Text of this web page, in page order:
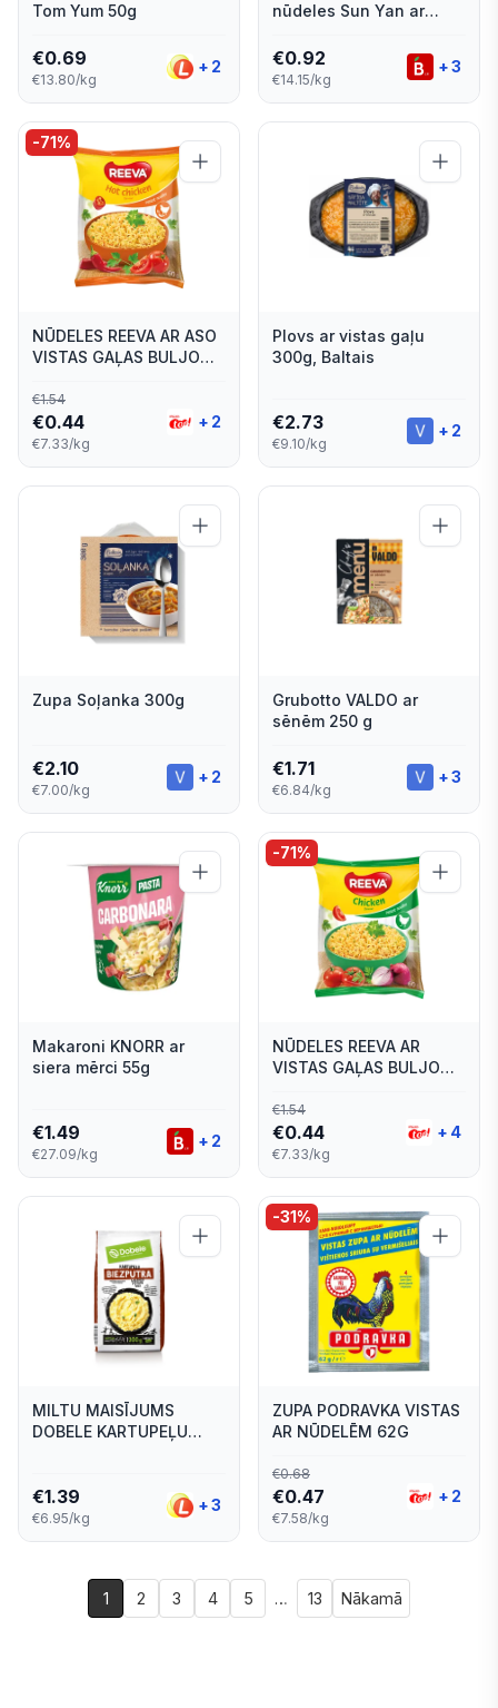
Tom Yum 50g
€0.69
€13.80/kg
+ 2
nūdeles Sun Yan ar
€0.92
€14.15/kg
+3
-71%
NŪDELES REEVA AR ASO
VISTAS GAĻAS BULJONU
€1.54
€0.44
€7.33/kg
+ 2
Plovs ar vistas gaļu
300g, Baltais
€2.73
€9.10/kg
+ 2
Zupa Soļanka 300g
€2.10
€7.00/kg
+ 2
Grubotto VALDO ar
sēnēm 250 g
€1.71
€6.84/kg
+3
Makaroni KNORR ar
siera mērci 55g
€1.49
€27.09/kg
+ 2
-71%
NŪDELES REEVA AR
VISTAS GAĻAS BULJONU
€1.54
€0.44
€7.33/kg
+ 4
MILTU MAISĪJUMS
DOBELE KARTUPEĻU
€1.39
€6.95/kg
+3
-31%
ZUPA PODRAVKA VISTAS
AR NŪDELĒM 62G
€0.68
€0.47
€7.58/kg
+ 2
1 2 3 4 5 … 13 Nākamā